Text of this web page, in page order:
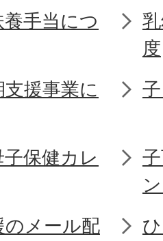
手当につ
度
援事業に
保健カレ
メール配